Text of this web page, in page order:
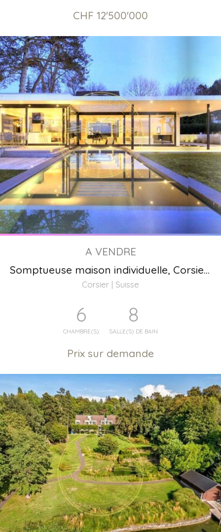
CHF 12'500'000
A VENDRE
Somptueuse maison individuelle, Corsier Genève
Corsier | Suisse
6
CHAMBRE(S)
8
SALLE(S) DE BAIN
Prix sur demande